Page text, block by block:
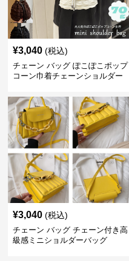
¥3,040 (税込)
チェーン バッグ ぽこぽこポップ
コーン巾着チェーンショルダー
¥3,040 (税込)
チェーン バッグ チェーン付き高
級感ミニショルダーバッグ